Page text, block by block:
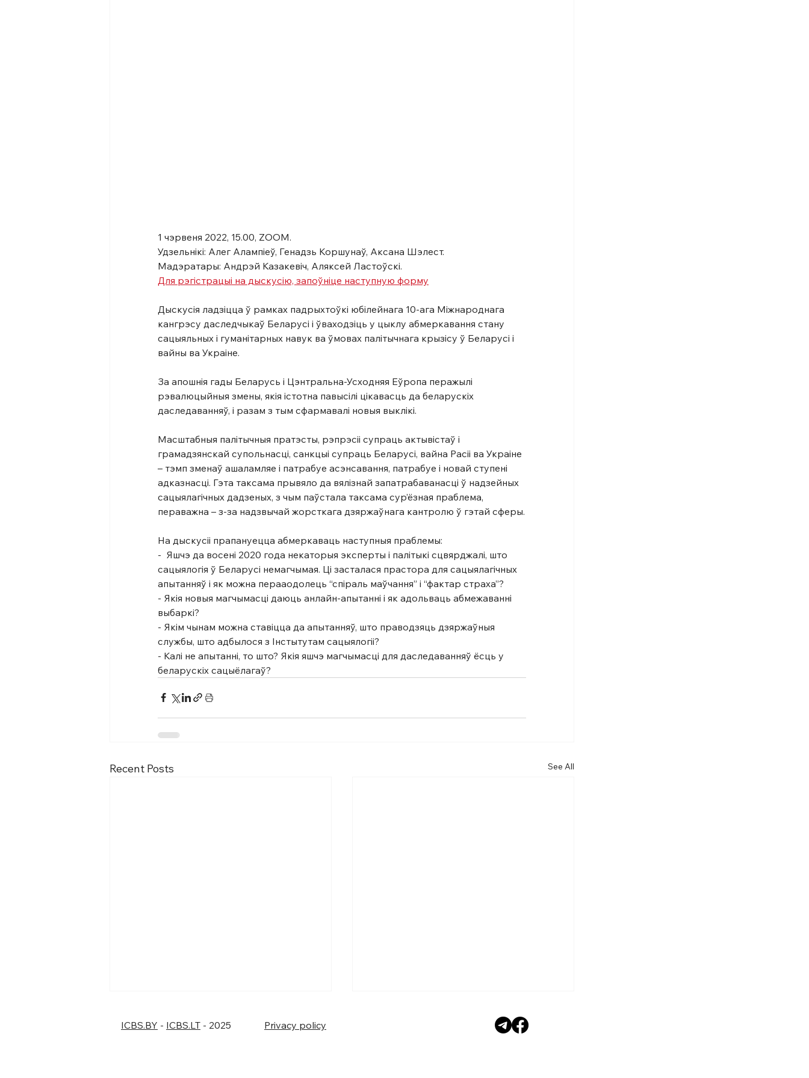
1 чэрвеня 2022, 15.00, ZOOM.
Удзельнікі: Алег Алампіеў, Генадзь Коршунаў, Аксана Шэлест.
Мадэратары: Андрэй Казакевіч, Аляксей Ластоўскі.
Для рэгістрацыі на дыскусію, запоўніце наступную форму
Дыскусія ладзіцца ў рамках падрыхтоўкі юбілейнага 10-ага Міжнароднага
кангрэсу даследчыкаў Беларусі і ўваходзіць у цыклу абмеркавання стану
сацыяльных і гуманітарных навук ва ўмовах палітычнага крызісу ў Беларусі і
вайны ва Украіне.
За апошнія гады Беларусь і Цэнтральна-Усходняя Еўропа перажылі
рэвалюцыйныя змены, якія істотна павысілі цікавасць да беларускіх
даследаванняў, і разам з тым сфармавалі новыя выклікі.
Масштабныя палітычныя пратэсты, рэпрэсіі супраць актывістаў і
грамадзянскай супольнасці, санкцыі супраць Беларусі, вайна Расіі ва Украіне
– тэмп зменаў ашаламляе і патрабуе асэнсавання, патрабуе і новай ступені
адказнасці. Гэта таксама прывяло да вялізнай запатрабаванасці ў надзейных
сацыялагічных дадзеных, з чым паўстала таксама сур’ёзная праблема,
пераважна – з-за надзвычай жорсткага дзяржаўнага кантролю ў гэтай сферы.
На дыскусіі прапануецца абмеркаваць наступныя праблемы:
-  Яшчэ да восені 2020 года некаторыя эксперты і палітыкі сцвярджалі, што
сацыялогія ў Беларусі немагчымая. Ці засталася прастора для сацыялагічных
апытанняў і як можна перааодолець “спіраль маўчання” і “фактар страха”?
- Якія новыя магчымасці даюць анлайн-апытанні і як адольваць абмежаванні
выбаркі?
- Якім чынам можна ставіцца да апытанняў, што праводзяць дзяржаўныя
службы, што адбылося з Інстытутам сацыялогіі?
- Калі не апытанні, то што? Якія яшчэ магчымасці для даследаванняў ёсць у
беларускіх сацыёлагаў?
Recent Posts See All
ICBS.BY - ICBS.LT - 2025 Privacy policy